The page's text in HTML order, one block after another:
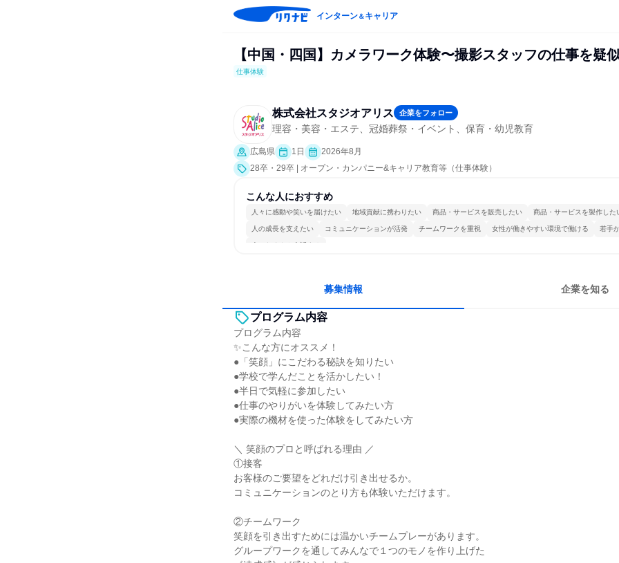
インターン＆キャリア
【中国・四国】カメラワーク体験〜撮影スタッフの仕事を疑
仕事体験
株式会社スタジオアリス 企業をフォロー
理容・美容・エステ、冠婚葬祭・イベント、保育・幼児教育
広島県 1日
2026年8月
28卒・29卒 | オープン・カンパニー&キャリア教育等（仕事体験）
こんな人におすすめ
人々に感動や笑いを届けたい 地域貢献に携わりたい 商品・サービスを販売したい 商品・サービスを製作した
人の成長を支えたい コミュニケーションが活発 チームワークを重視 女性が働きやすい環境で働ける 若手
人とたくさん会話する
募集情報 企業を知る
プログラム内容
プログラム内容
✨こんな方にオススメ！
●「笑顔」にこだわる秘訣を知りたい
●学校で学んだことを活かしたい！
●半日で気軽に参加したい
●仕事のやりがいを体験してみたい方
●実際の機材を使った体験をしてみたい方
＼ 笑顔のプロと呼ばれる理由 ／
①接客
お客様のご要望をどれだけ引き出せるか。
コミュニケーションのとり方も体験いただけます。
②チームワーク
笑顔を引き出すためには温かいチームプレーがあります。
グループワークを通してみんなで１つのモノを作り上げた